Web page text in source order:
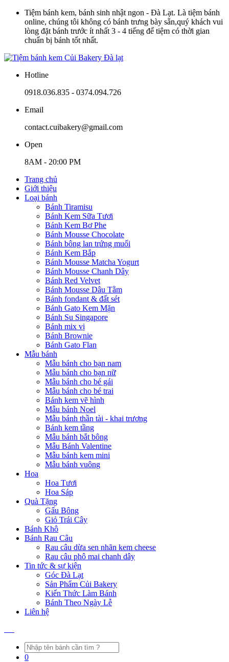
Tiệm bánh kem, bánh sinh nhật ngon - Đà Lạt. Là tiệm bánh
online, chúng tôi không có bánh trưng bày sẵn,quý khách vui
lòng đặt bánh trước ít nhất 3 - 4 tiếng để tiệm có thời gian
chuẩn bị bánh tốt nhất.
Hotline
0918.036.835 - 0374.094.726
Email
contact.cuibakery@gmail.com
Open
8AM - 20:00 PM
Trang chủ
Giới thiệu
Loại bánh
Bánh Tiramisu
Bánh Kem Sữa Tươi
Bánh Kem Bơ Phe
Bánh Mousse Chocolate
Bánh bông lan trứng muối
Bánh Kem Bắp
Bánh Mousse Matcha Yogurt
Bánh Mousse Chanh Dây
Bánh Red Velvet
Bánh Mousse Dâu Tằm
Bánh fondant & đất sét
Bánh Gato Kem Mặn
Bánh Su Singapore
Bánh mix vị
Bánh Brownie
Bánh Gato Flan
Mẫu bánh
Mẫu bánh cho bạn nam
Mẫu bánh cho bạn nữ
Mẫu bánh cho bé gái
Mẫu bánh cho bé trai
Bánh kem vẽ hình
Mẫu bánh Noel
Mẫu bánh thần tài - khai trương
Bánh kem tầng
Mẫu bánh bắt bông
Mẫu Bánh Valentine
Mẫu bánh kem mini
Mẫu bánh vuông
Hoa
Hoa Tươi
Hoa Sáp
Quà Tặng
Gấu Bông
Giỏ Trái Cây
Bánh Khô
Bánh Rau Câu
Rau câu dừa sen nhãn kem cheese
Rau câu phô mai chanh dây
Tin tức & sự kiện
Góc Đà Lạt
Sản Phẩm Củi Bakery
Kiến Thức Làm Bánh
Bánh Theo Ngày Lễ
Liên hệ
0